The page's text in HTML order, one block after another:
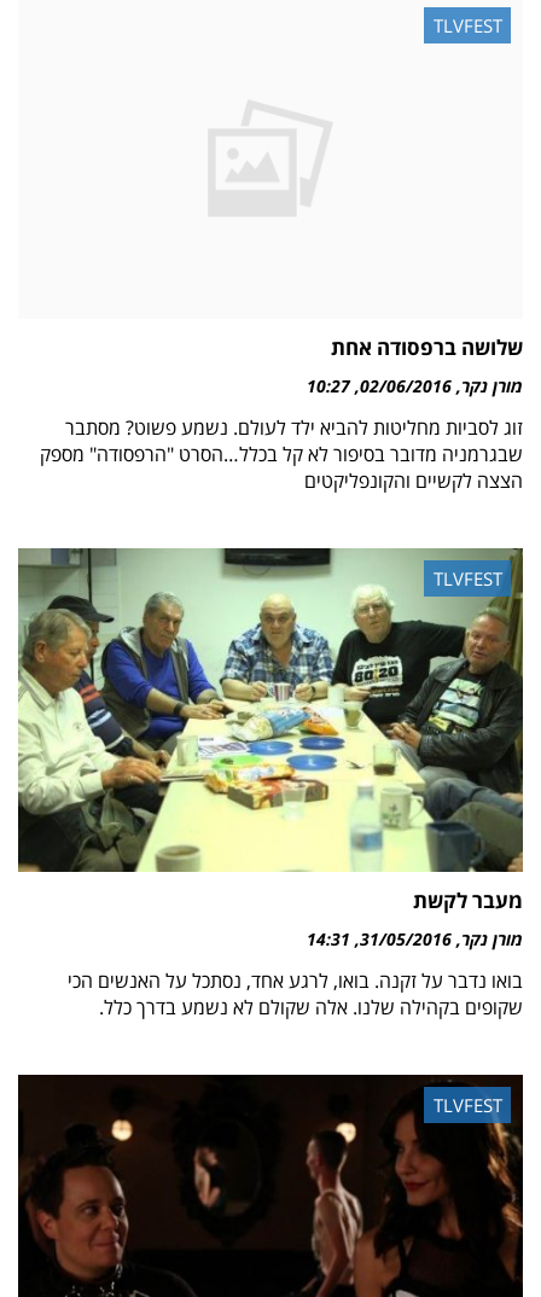
TLVFEST
שלושה ברפסודה אחת
מורן נקר 02/06/2016
10:27
זוג לסביות מחליטות להביא ילד לעולם. נשמע פשוט? מסתבר
שבגרמניה מדובר בסיפור לא קל בכלל…הסרט "הרפסודה" מספק
הצצה לקשיים והקונפליקטים
TLVFEST
מעבר לקשת
מורן נקר 31/05/2016
14:31
בואו נדבר על זקנה. בואו, לרגע אחד, נסתכל על האנשים הכי
שקופים בקהילה שלנו. אלה שקולם לא נשמע בדרך כלל.
TLVFEST